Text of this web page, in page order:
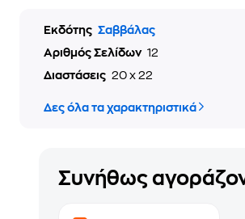
Εκδότης Σαββάλας
Αριθμός Σελίδων 12
Διαστάσεις 20 x 22
Δες όλα τα χαρακτηριστικά
Συνήθως